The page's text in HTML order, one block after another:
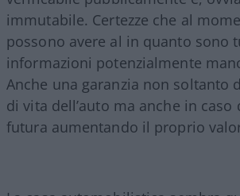
immutabile. Certezze che al
possono avere al in quanto sono
informazioni potenzialmente
Anche una garanzia non soltanto
di vita dell’auto ma anche in caso
futura aumentando il proprio